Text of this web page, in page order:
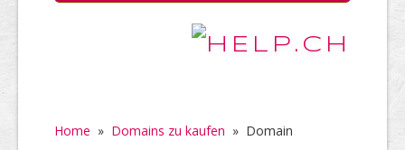
Home » Domains zu kaufen » Domain